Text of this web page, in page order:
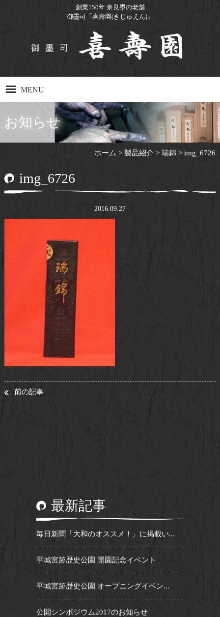
創業150年 奈良墨の老舗
御墨司「喜壽園(きじゅえん)」
MENU
工場見学について
お知らせ
ホーム >製品紹介 >瑞錦 >img_6726
img_6726
2016.09.27
前の記事
最新記事
毎日新聞「大和のオススメ！」に掲載い...
平城宮跡歴史公園 開園記念イベント
平城宮跡歴史公園 オープニングイベン...
公開シンポジウム2017のお知らせ